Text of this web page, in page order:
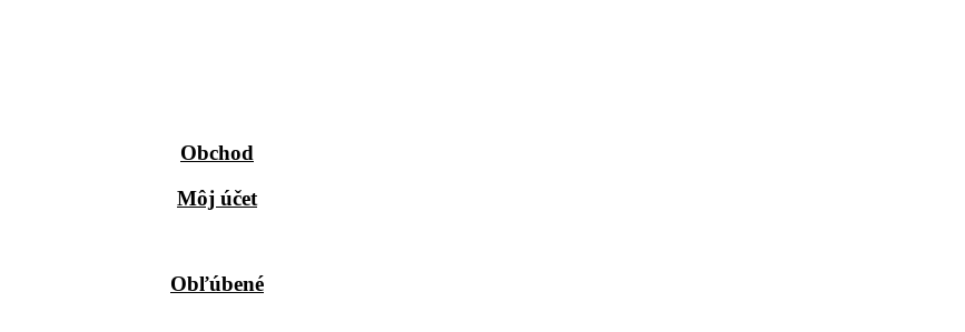
Obchod
Môj účet
Obľúbené